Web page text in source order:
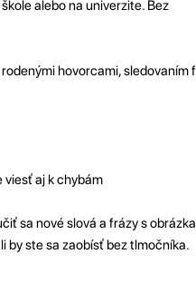
alebo na univerzite. Bez
hovorcami, sledovaním
viesť aj k chybám
sa nové slová a frázy s
by ste sa zaobísť bez tlmočníka.